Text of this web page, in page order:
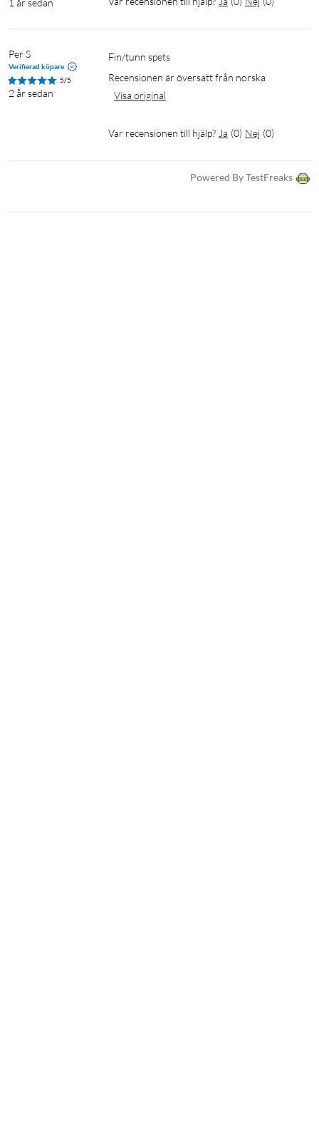
1 år sedan
Per S
Verifierad köpare
5/5
2 år sedan
Fin/tunn spets
Recensionen är översatt från norska
Visa original
Var recensionen till hjälp? Ja (0) Nej (0)
Powered By TestFreaks